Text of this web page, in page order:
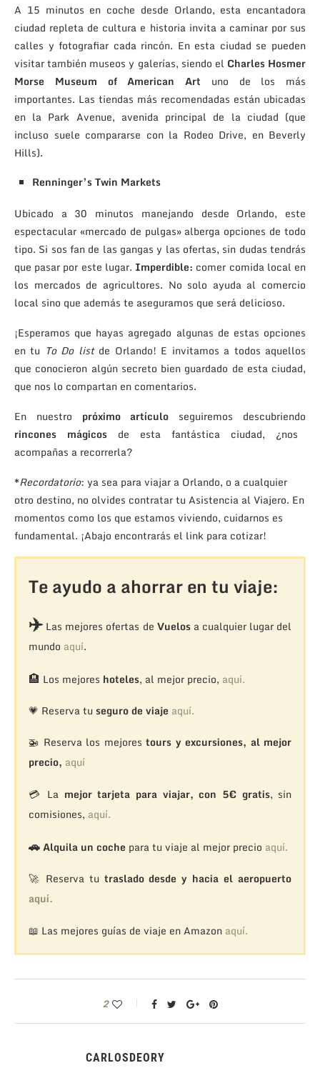
A 15 minutos en coche desde Orlando, esta encantadora
ciudad repleta de cultura e historia invita a caminar por sus
calles y fotografiar cada rincón. En esta ciudad se pueden
visitar también museos y galerías, siendo el Charles Hosmer
Morse Museum of American Art uno de los más
importantes. Las tiendas más recomendadas están ubicadas
en la Park Avenue, avenida principal de la ciudad (que
incluso suele compararse con la Rodeo Drive, en Beverly
Hills).
Renninger’s Twin Markets
Ubicado a 30 minutos manejando desde Orlando, este
espectacular «mercado de pulgas» alberga opciones de todo
tipo. Si sos fan de las gangas y las ofertas, sin dudas tendrás
que pasar por este lugar. Imperdible: comer comida local en
los mercados de agricultores. No solo ayuda al comercio
local sino que además te aseguramos que será delicioso.
¡Esperamos que hayas agregado algunas de estas opciones
en tu To Do listde Orlando! E invitamos a todos aquellos
que conocieron algún secreto bien guardado de esta ciudad,
que nos lo compartan en comentarios.
En nuestro próximo artículo seguiremos descubriendo
rincones mágicos de esta fantástica ciudad, ¿nos
acompañas a recorrerla?
*Recordatorio: ya sea para viajar a Orlando, o a cualquier
otro destino, no olvides contratar tu Asistencia al Viajero. En
momentos como los que estamos viviendo, cuidarnos es
fundamental. ¡Abajo encontrarás el link para cotizar!
Te ayudo a ahorrar en tu viaje:
✈️Las mejores ofertas de Vuelosa cualquier lugar del
mundo aquí.
🏨 Los mejores hoteles, al mejor precio, aquí.
💗 Reserva tu seguro de viaje aquí.
🚁 Reserva los mejorestours y excursiones, al mejor
precio, aquí
💳 La mejor tarjeta para viajar, con 5€ gratis, sin
comisiones, aquí.
🚗Alquila un coche para tu viaje al mejor precio aquí.
🚀 Reserva tu traslado desde y hacia el aeropuerto
aquí.
📖 Las mejores guías de viaje en Amazon aquí.
2
CARLOSDEORY